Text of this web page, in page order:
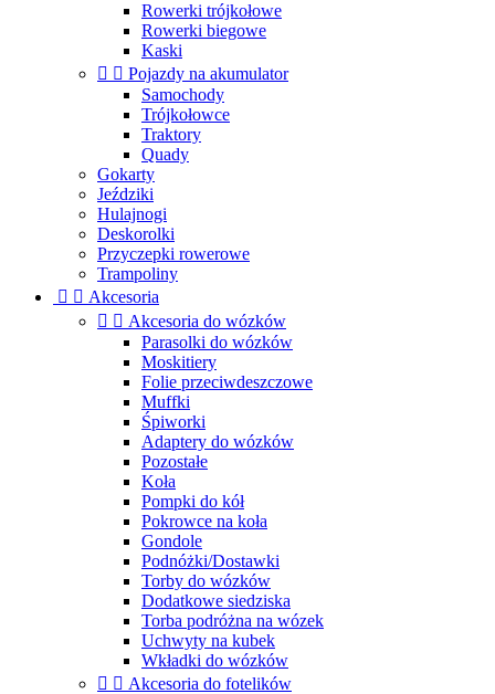
Rowerki trójkołowe
Rowerki biegowe
Kaski
  Pojazdy na akumulator
Samochody
Trójkołowce
Traktory
Quady
Gokarty
Jeździki
Hulajnogi
Deskorolki
Przyczepki rowerowe
Trampoliny
  Akcesoria
  Akcesoria do wózków
Parasolki do wózków
Moskitiery
Folie przeciwdeszczowe
Muffki
Śpiworki
Adaptery do wózków
Pozostałe
Koła
Pompki do kół
Pokrowce na koła
Gondole
Podnóżki/Dostawki
Torby do wózków
Dodatkowe siedziska
Torba podróżna na wózek
Uchwyty na kubek
Wkładki do wózków
  Akcesoria do fotelików